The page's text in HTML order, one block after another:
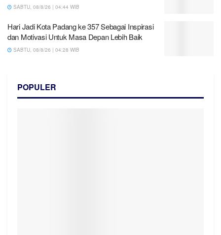
SABTU, 08/8/26 | 04:44 WIB
Hari Jadi Kota Padang ke 357 Sebagai Inspirasi
dan Motivasi Untuk Masa Depan Lebih Baik
SABTU, 08/8/26 | 04:28 WIB
POPULER